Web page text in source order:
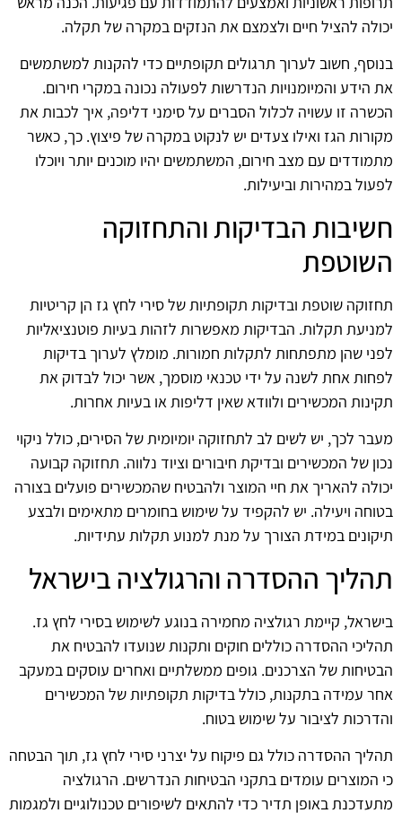
יכולה להציל חיים ולצמצם את הנזקים במקרה של תקלה.
בנוסף, חשוב לערוך תרגולים תקופתיים כדי להקנות למשתמשים
את הידע והמיומנויות הנדרשות לפעולה נכונה במקרי חירום.
הכשרה זו עשויה לכלול הסברים על סימני דליפה, איך לכבות את
מקורות הגז ואילו צעדים יש לנקוט במקרה של פיצוץ. כך, כאשר
מתמודדים עם מצב חירום, המשתמשים יהיו מוכנים יותר ויוכלו
לפעול במהירות וביעילות.
חשיבות הבדיקות והתחזוקה
השוטפת
תחזוקה שוטפת ובדיקות תקופתיות של סירי לחץ גז הן קריטיות
למניעת תקלות. הבדיקות מאפשרות לזהות בעיות פוטנציאליות
לפני שהן מתפתחות לתקלות חמורות. מומלץ לערוך בדיקות
לפחות אחת לשנה על ידי טכנאי מוסמך, אשר יכול לבדוק את
תקינות המכשירים ולוודא שאין דליפות או בעיות אחרות.
מעבר לכך, יש לשים לב לתחזוקה יומיומית של הסירים, כולל ניקוי
נכון של המכשירים ובדיקת חיבורים וציוד נלווה. תחזוקה קבועה
יכולה להאריך את חיי המוצר ולהבטיח שהמכשירים פועלים בצורה
בטוחה ויעילה. יש להקפיד על שימוש בחומרים מתאימים ולבצע
תיקונים במידת הצורך על מנת למנוע תקלות עתידיות.
תהליך ההסדרה והרגולציה בישראל
בישראל, קיימת רגולציה מחמירה בנוגע לשימוש בסירי לחץ גז.
תהליכי ההסדרה כוללים חוקים ותקנות שנועדו להבטיח את
הבטיחות של הצרכנים. גופים ממשלתיים ואחרים עוסקים במעקב
אחר עמידה בתקנות, כולל בדיקות תקופתיות של המכשירים
והדרכות לציבור על שימוש בטוח.
תהליך ההסדרה כולל גם פיקוח על יצרני סירי לחץ גז, תוך הבטחה
כי המוצרים עומדים בתקני הבטיחות הנדרשים. הרגולציה
מתעדכנת באופן תדיר כדי להתאים לשיפורים טכנולוגיים ולמגמות